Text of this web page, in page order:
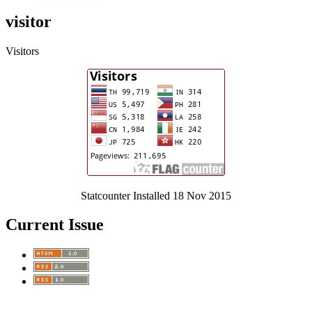
visitor
Visitors
Statcounter Installed 18 Nov 2015
Current Issue